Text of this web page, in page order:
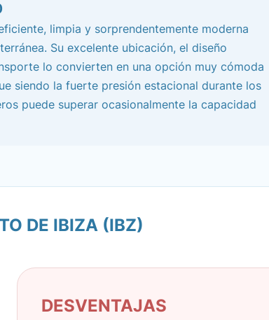
limpia y sorprendentemente moderna
Su excelente ubicación, el diseño
lo convierten en una opción muy cómoda
siendo la fuerte presión estacional durante los
puede superar ocasionalmente la capacidad
DE IBIZA (IBZ)
DESVENTAJAS